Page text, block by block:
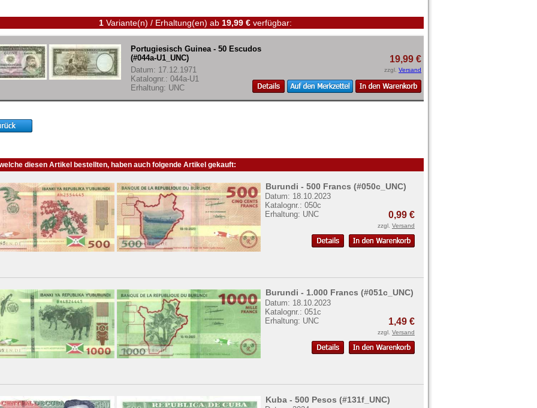
1Variante(n) / Erhaltung(en) ab 19,99 €verfügbar:
Portugiesisch Guinea - 50 Escudos
(#044a-U1_UNC)
Datum: 17.12.1971
Katalognr.: 044a-U1
Erhaltung: UNC
19,99 €
zzgl. Versand
diesen Artikel bestellten, haben auch folgende Artikel gekauft:
Burundi - 500 Francs (#050c_UNC)
Datum: 18.10.2023
Katalognr.: 050c
Erhaltung: UNC
0,99 €
zzgl. Versand
Burundi - 1.000 Francs (#051c_UNC)
Datum: 18.10.2023
Katalognr.: 051c
Erhaltung: UNC
1,49 €
zzgl. Versand
Kuba - 500 Pesos (#131f_UNC)